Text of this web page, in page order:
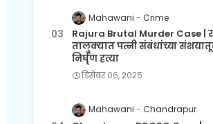
Mahawani Crime
Rajura Brutal Murder Case |
तालुक्यात पत्नी संबंधांच्या
निर्घृण हत्या
डिसेंबर ०६, २०२५
Mahawani Chandrapur